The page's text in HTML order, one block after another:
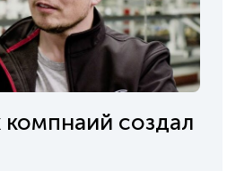
компнаий создал